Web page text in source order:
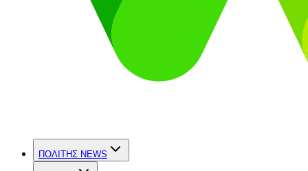
ΠΟΛΙΤΗΣ NEWS